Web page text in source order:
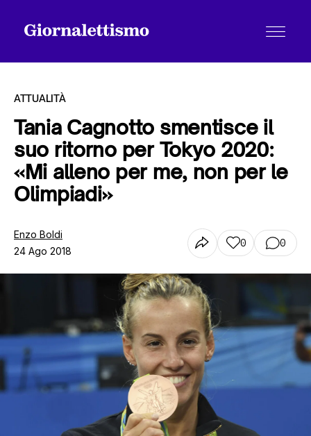
Tutti gli articoli
Chi siamo
Contatti
ATTUALITÀ
Tania Cagnotto smentisce il
suo ritorno per Tokyo 2020:
«Mi alleno per me, non per le
Olimpiadi»
Enzo Boldi
24 Ago 2018
0 0